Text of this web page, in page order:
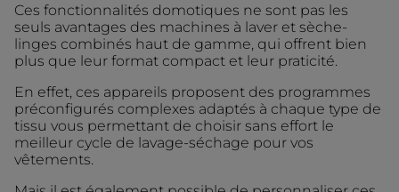
Ces fonctionnalités domotiques ne sont pas les
seuls avantages des machines à laver et sèche-
linges combinés haut de gamme, qui offrent bien
plus que leur format compact et leur praticité.
En effet, ces appareils proposent des programmes
préconfigurés complexes adaptés à chaque type de
tissu vous permettant de choisir sans effort le
meilleur cycle de lavage-séchage pour vos
vêtements.